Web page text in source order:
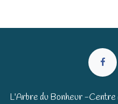
L'Arbre du Bonheur -